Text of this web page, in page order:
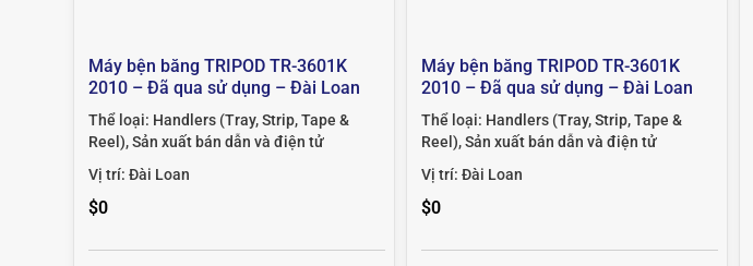
Máy bện băng TRIPOD TR-3601K
2010 – Đã qua sử dụng – Đài Loan
Thể loại: Handlers (Tray, Strip, Tape &
Reel),Sản xuất bán dẫn và điện tử
Vị trí: Đài Loan
$0
Máy bện băng TRIPOD TR-3601K
2010 – Đã qua sử dụng – Đài Loan
Thể loại: Handlers (Tray, Strip, Tape &
Reel),Sản xuất bán dẫn và điện tử
Vị trí: Đài Loan
$0